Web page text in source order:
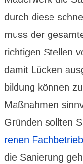
durch diese
muss der
rich­tigen Stellen
damit Lücken
bil­dung können
Maß­nahmen
Gründen sollten
renen Fachbe­trieb
die Sanie­rung